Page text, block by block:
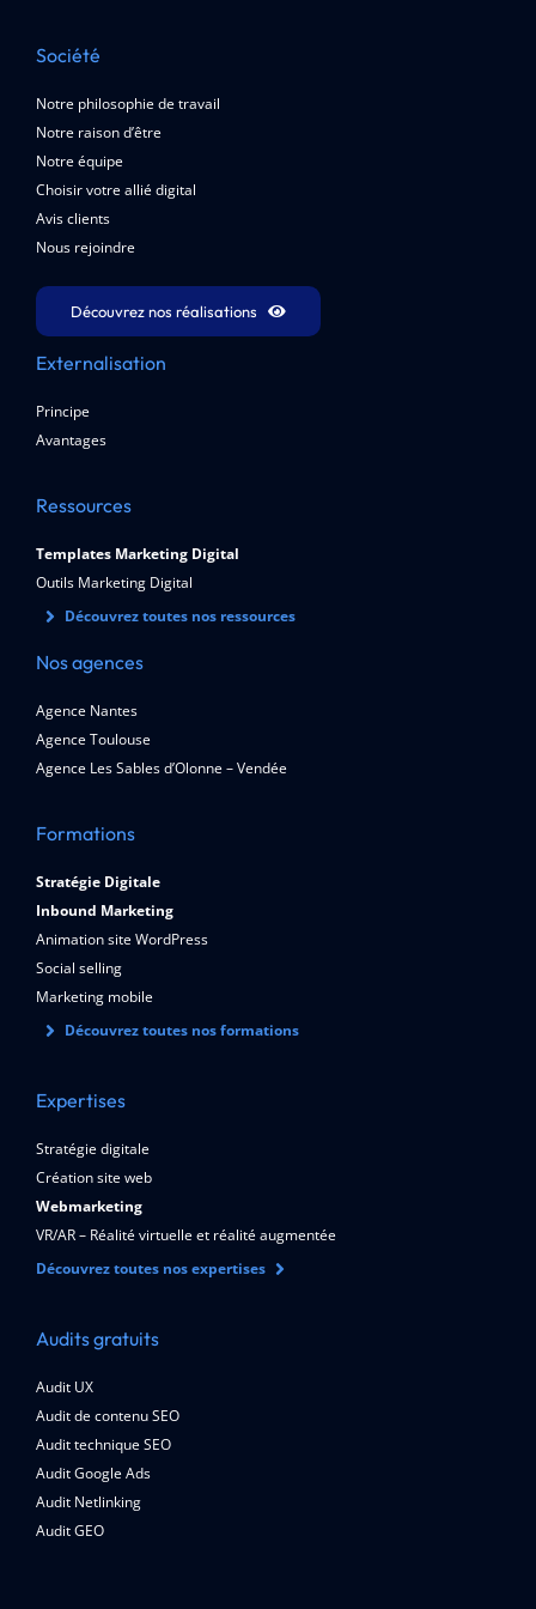
Société
Notre philosophie de travail
Notre raison d’être
Notre équipe
Choisir votre allié digital
Avis clients
Nous rejoindre
Découvrez nos réalisations
Externalisation
Principe
Avantages
Ressources
Templates Marketing Digital
Outils Marketing Digital
Découvrez toutes nos ressources
Nos agences
Agence Nantes
Agence Toulouse
Agence Les Sables d’Olonne – Vendée
Formations
Stratégie Digitale
Inbound Marketing
Animation site WordPress
Social selling
Marketing mobile
Découvrez toutes nos formations
Expertises
Stratégie digitale
Création site web
Webmarketing
VR/AR – Réalité virtuelle et réalité augmentée
Découvrez toutes nos expertises
Audits gratuits
Audit UX
Audit de contenu SEO
Audit technique SEO
Audit Google Ads
Audit Netlinking
Audit GEO